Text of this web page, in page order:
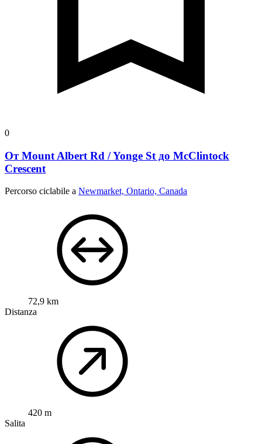
0
От Mount Albert Rd / Yonge St до McClintock
Crescent
Percorso ciclabile a Newmarket, Ontario, Canada
72,9 km
Distanza
420 m
Salita